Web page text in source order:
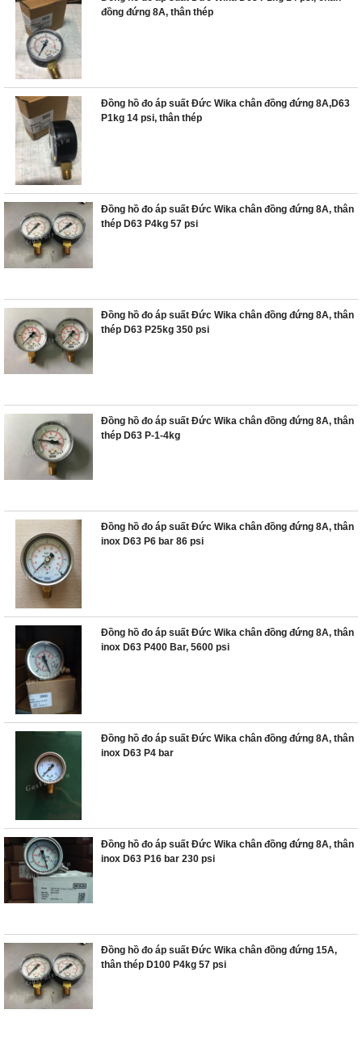
đồng đứng 8A, thân thép
Đồng hồ đo áp suất Đức Wika chân đồng đứng 8A,D63
P1kg 14 psi, thân thép
Đồng hồ đo áp suất Đức Wika chân đồng đứng 8A, thân
thép D63 P4kg 57 psi
Đồng hồ đo áp suất Đức Wika chân đồng đứng 8A, thân
thép D63 P25kg 350 psi
Đồng hồ đo áp suất Đức Wika chân đồng đứng 8A, thân
thép D63 P-1-4kg
Đồng hồ đo áp suất Đức Wika chân đồng đứng 8A, thân
inox D63 P6 bar 86 psi
Đồng hồ đo áp suất Đức Wika chân đồng đứng 8A, thân
inox D63 P400 Bar, 5600 psi
Đồng hồ đo áp suất Đức Wika chân đồng đứng 8A, thân
inox D63 P4 bar
Đồng hồ đo áp suất Đức Wika chân đồng đứng 8A, thân
inox D63 P16 bar 230 psi
Đồng hồ đo áp suất Đức Wika chân đồng đứng 15A,
thân thép D100 P4kg 57 psi